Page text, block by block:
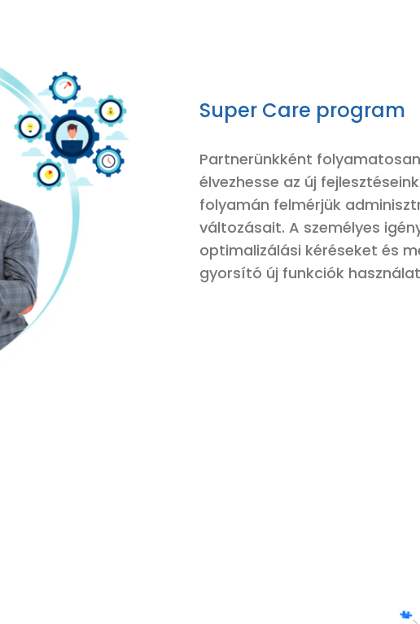
Super Care program
Partnerünkként
élvezhesse az új
folyamán felmérjük
változásait. A személyes
optimalizálási kéréseket és
gyorsító új funkciók